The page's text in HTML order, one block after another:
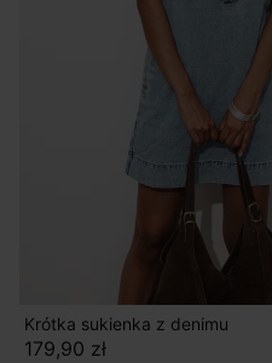
Krótka sukienka z denimu
179,90 zł